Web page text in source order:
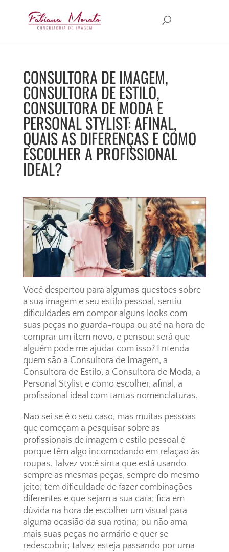
CONSULTORA DE IMAGEM,
CONSULTORA DE ESTILO,
CONSULTORA DE MODA E
PERSONAL STYLIST: AFINAL,
QUAIS AS DIFERENÇAS E COMO
ESCOLHER A PROFISSIONAL
IDEAL?
Você despertou para algumas questões sobre
a sua imagem e seu estilo pessoal, sentiu
dificuldades em compor alguns looks com
suas peças no guarda-roupa ou até na hora de
comprar um item novo, e pensou: será que
alguém pode me ajudar com isso? Entenda
quem são a Consultora de Imagem, a
Consultora de Estilo, a Consultora de Moda, a
Personal Stylist e como escolher, afinal, a
profissional ideal com tantas nomenclaturas.
Não sei se é o seu caso, mas muitas pessoas
que começam a pesquisar sobre as
profissionais de imagem e estilo pessoal é
porque têm algo incomodando em relação às
roupas. Talvez você sinta que está usando
sempre as mesmas peças, sempre do mesmo
jeito; tem dificuldade de fazer combinações
diferentes e que sejam a sua cara; fica em
dúvida na hora de escolher um visual para
alguma ocasião da sua rotina; ou não ama
mais suas peças no armário e quer se
redescobrir; talvez esteja passando por uma